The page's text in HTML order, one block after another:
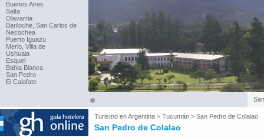
Buenos Aires
Salta
Olavarria
Bariloche, San Carlos de
Necochea
Puerto Iguazu
Merlo, Villa de
Ushuaia
Esquel
Bahia Blanca
San Pedro
El Calafate
Turismo enArgentina > Tucumán > San Pedro de Colalao
San Pedro de Colalao